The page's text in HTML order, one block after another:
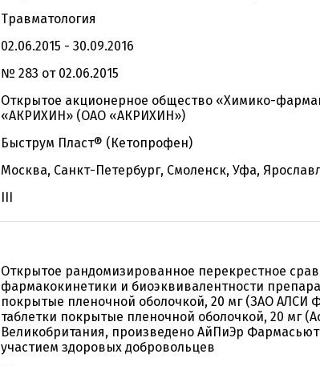
Травматология
02.06.2015 - 30.09.2016
№ 283 от 02.06.2015
Открытое акционерное общество «Химико-
«АКРИХИН» (ОАО «АКРИХИН»)
Быструм Пласт® (Кетопрофен)
Москва, Санкт-Петербург, Смоленск, Уфа,
III
Открытое рандомизированное перекрестное
фармакокинетики и биоэквивалентности
покрытые пленочной оболочкой, 20 мг (ЗАО АЛСИ
таблетки покрытые пленочной оболочкой, 20 мг
Великобритания, произведено АйПиЭр
участием здоровых добровольцев